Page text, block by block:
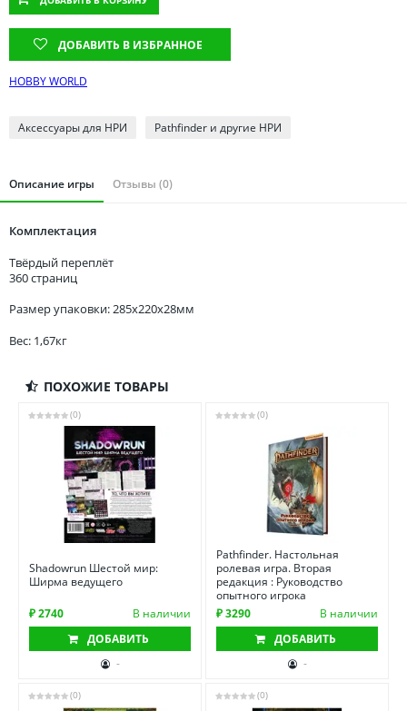
Томская область
Тюменская область
Удмуртия
Ульяновская область
ДОБАВИТЬ В ИЗБРАННОЕ
HOBBY WORLD
Аксессуары для НРИ Pathfinder и другие НРИ
Описание игры Отзывы (0)
Комплектация
Твёрдый переплёт
360 страниц
Размер упаковки: 285x220x28мм
Вес: 1,67кг
ПОХОЖИЕ ТОВАРЫ
(0)
Shadowrun Шестой мир:
Ширма ведущего
₽ 2740
В наличии
ДОБАВИТЬ
-
(0)
Pathfinder. Настольная
ролевая игра. Вторая
редакция : Руководство
опытного игрока
₽ 3290
В наличии
ДОБАВИТЬ
-
(0) (0)